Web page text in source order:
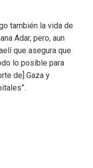
también la vida de
Adar, pero, aun
que asegura que
lo posible para
de] Gaza y